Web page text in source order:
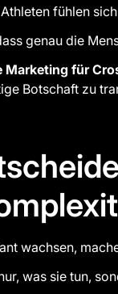
fühlen
genau die
Marketing für
Botschaft zu
wachsen,
was sie tun,